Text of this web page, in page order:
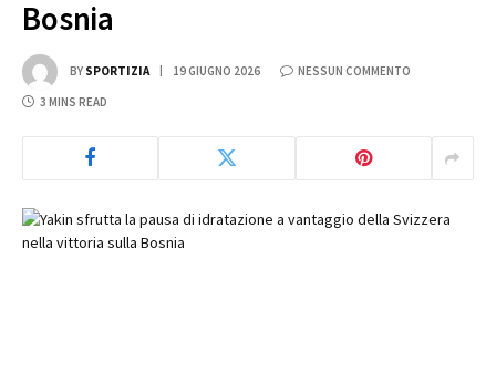
Bosnia
BY SPORTIZIA 19 GIUGNO 2026 NESSUN COMMENTO
3 MINS READ